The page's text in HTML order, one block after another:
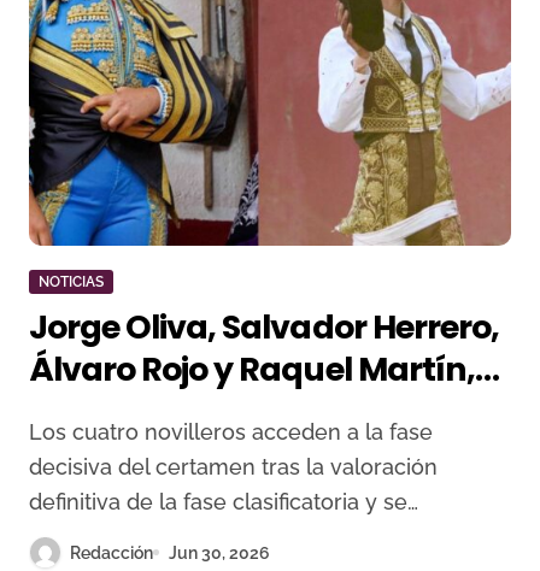
NOTICIAS
Jorge Oliva, Salvador Herrero,
Álvaro Rojo y Raquel Martín,
semifinalistas del Circuito de
Castilla y León
Los cuatro novilleros acceden a la fase
decisiva del certamen tras la valoración
definitiva de la fase clasificatoria y se…
Redacción Jun 30, 2026